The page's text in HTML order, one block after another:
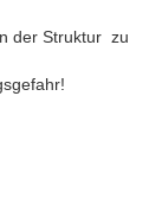
der Struktur zu